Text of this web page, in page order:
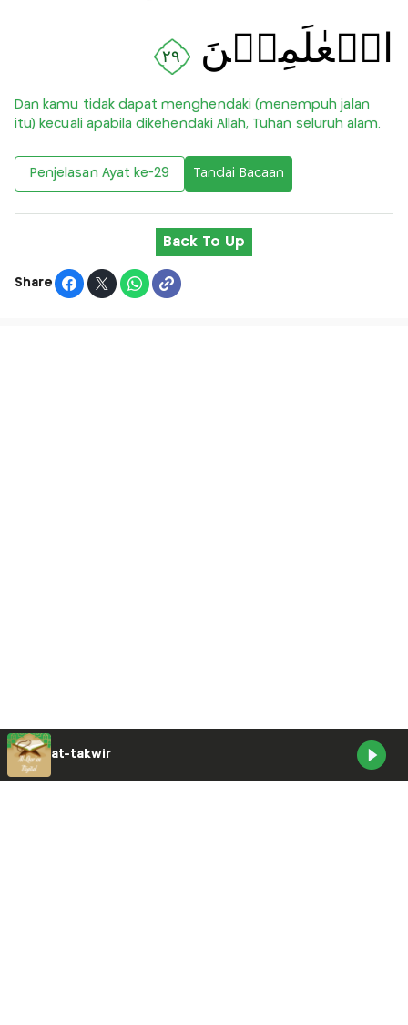
الۡعٰلَمِيۡنَ ٢٩
Dan kamu tidak dapat menghendaki (menempuh jalan
itu) kecuali apabila dikehendaki Allah, Tuhan seluruh alam.
Penjelasan Ayat ke-29 Tandai Bacaan
Back To Up
Share
Listen